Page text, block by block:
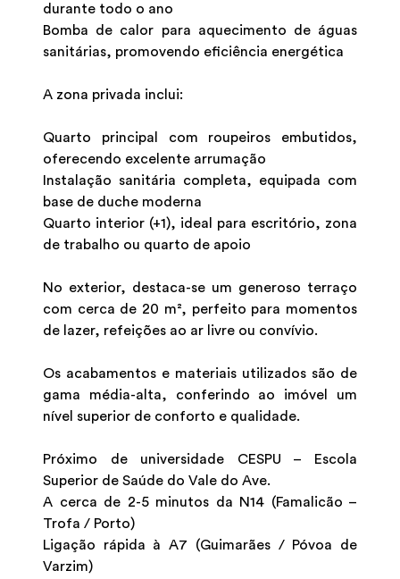
durante todo o ano
Bomba de calor para aquecimento de águas
sanitárias, promovendo eficiência energética
A zona privada inclui:
Quarto principal com roupeiros embutidos,
oferecendo excelente arrumação
Instalação sanitária completa, equipada com
base de duche moderna
Quarto interior (+1), ideal para escritório, zona
de trabalho ou quarto de apoio
No exterior, destaca-se um generoso terraço
com cerca de 20 m², perfeito para momentos
de lazer, refeições ao ar livre ou convívio.
Os acabamentos e materiais utilizados são de
gama média-alta, conferindo ao imóvel um
nível superior de conforto e qualidade.
Próximo de universidade CESPU – Escola
Superior de Saúde do Vale do Ave.
A cerca de 2-5 minutos da N14 (Famalicão –
Trofa / Porto)
Ligação rápida à A7 (Guimarães / Póvoa de
Varzim)